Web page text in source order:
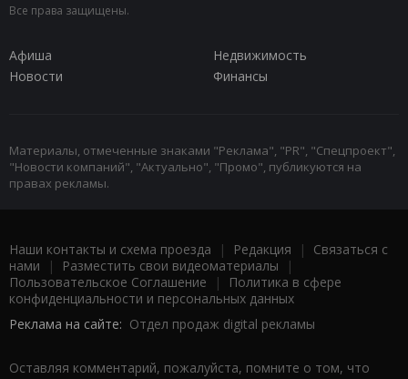
Все права защищены.
Афиша
Недвижимость
Новости
Финансы
Материалы, отмеченные знаками "Реклама", "PR", "Спецпроект",
"Новости компаний", "Актуально", "Промо", публикуются на
правах рекламы.
Наши контакты и схема проезда | Редакция | Связаться с
нами | Разместить свои видеоматериалы |
Пользовательское Соглашение |
Политика в сфере
конфиденциальности и персональных данных
Реклама на сайте: Отдел продаж digital рекламы
Оставляя комментарий, пожалуйста, помните о том, что